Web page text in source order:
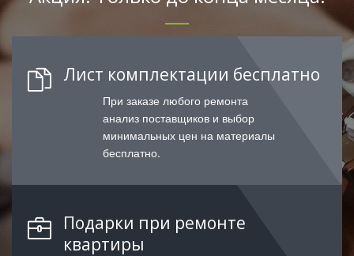
Лист комплектации бесплатно
При заказе любого ремонта
анализ поставщиков и выбор
минимальных цен на материалы
бесплатно.
Подарки при ремонте
квартиры